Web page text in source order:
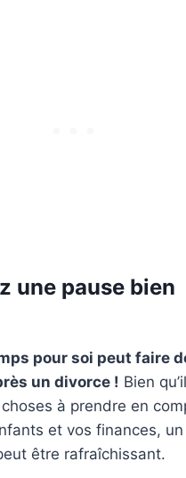
une pause bien
pour soi peut faire
un divorce ! Bien
à prendre en
et vos finances,
être rafraîchissant.